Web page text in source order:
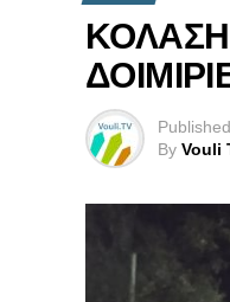
Published
By Vouli